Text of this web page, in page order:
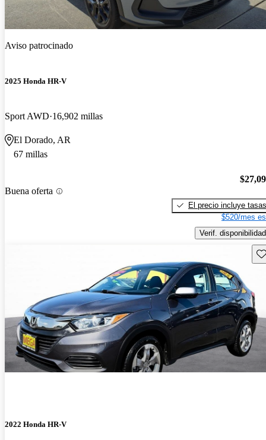
Aviso patrocinado
2025 Honda HR-V
Sport AWD 16,902 millas
El Dorado, AR
67 millas
Buena oferta
El precio incluye tasas
$520/mes
Verif. disponibilidad
2022 Honda HR-V